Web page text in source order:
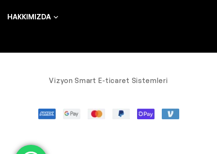
HAKKIMIZDA
Vizyon Smart E-ticaret Sistemleri